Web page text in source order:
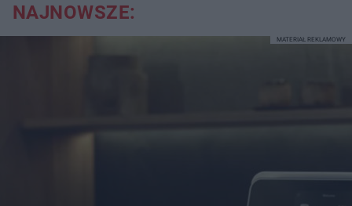
NAJNOWSZE:
MATERIAŁ REKLAMOWY